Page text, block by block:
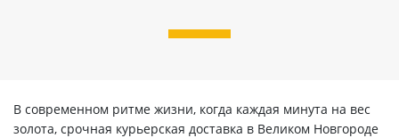
В современном ритме жизни, когда каждая минута на вес
золота, срочная курьерская доставка в Великом Новгороде